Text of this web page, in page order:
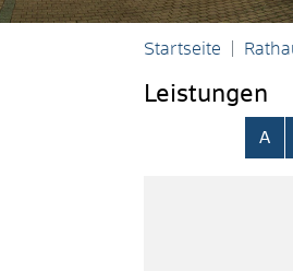
Startseite
Leistungen
A